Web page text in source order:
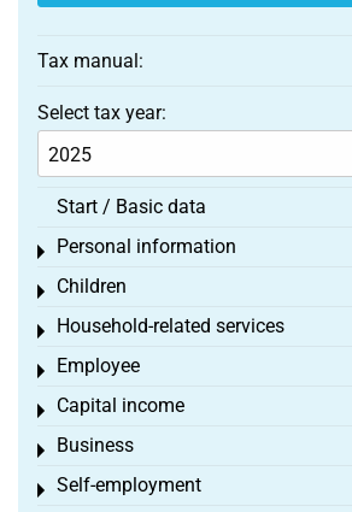
Tax manual:
Select tax year:
Start / Basic data
Personal information
Toggle menu
Children
Toggle menu
Household-related services
Toggle menu
Employee
Toggle menu
Capital income
Toggle menu
Business
Toggle menu
Self-employment
Toggle menu